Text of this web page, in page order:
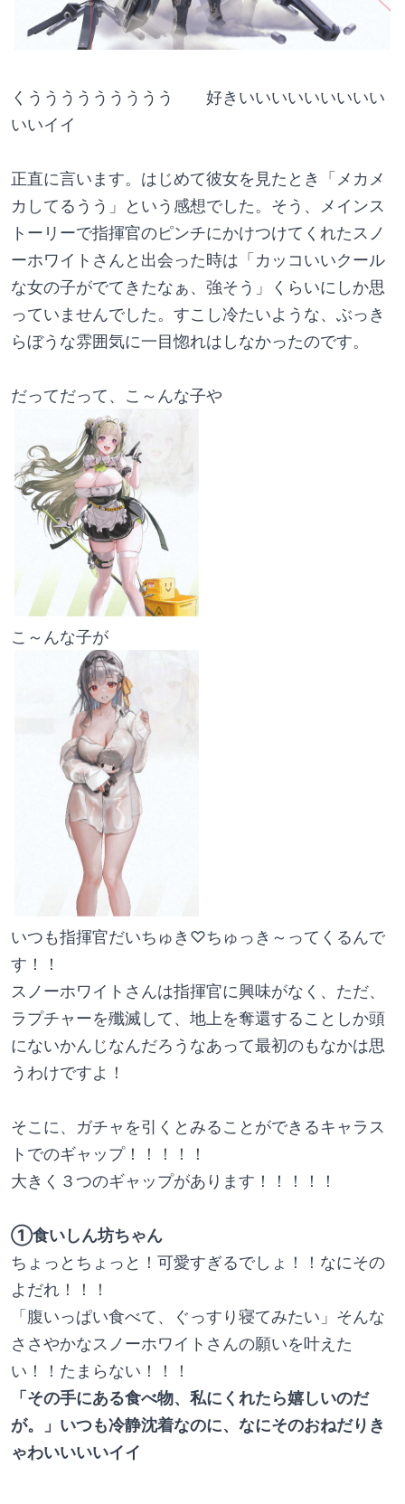
くううううううううう　　好きいいいいいいいいい
いいイイ
正直に言います。はじめて彼女を見たとき「メカメ
カしてるうう」という感想でした。そう、メインス
トーリーで指揮官のピンチにかけつけてくれたスノ
ーホワイトさんと出会った時は「カッコいいクール
な女の子がでてきたなぁ、強そう」くらいにしか思
っていませんでした。すこし冷たいような、ぶっき
らぼうな雰囲気に一目惚れはしなかったのです。
だってだって、こ～んな子や
こ～んな子が
いつも指揮官だいちゅき♡ちゅっき～ってくるんで
す！！
スノーホワイトさんは指揮官に興味がなく、ただ、
ラプチャーを殲滅して、地上を奪還することしか頭
にないかんじなんだろうなあって最初のもなかは思
うわけですよ！
そこに、ガチャを引くとみることができるキャラス
トでのギャップ！！！！！
大きく３つのギャップがあります！！！！！
①食いしん坊ちゃん
ちょっとちょっと！可愛すぎるでしょ！！なにその
よだれ！！！
「腹いっぱい食べて、ぐっすり寝てみたい」そんな
ささやかなスノーホワイトさんの願いを叶えた
い！！たまらない！！！
「その手にある食べ物、私にくれたら嬉しいのだ
が。」いつも冷静沈着なのに、なにそのおねだりき
ゃわいいいいイイ